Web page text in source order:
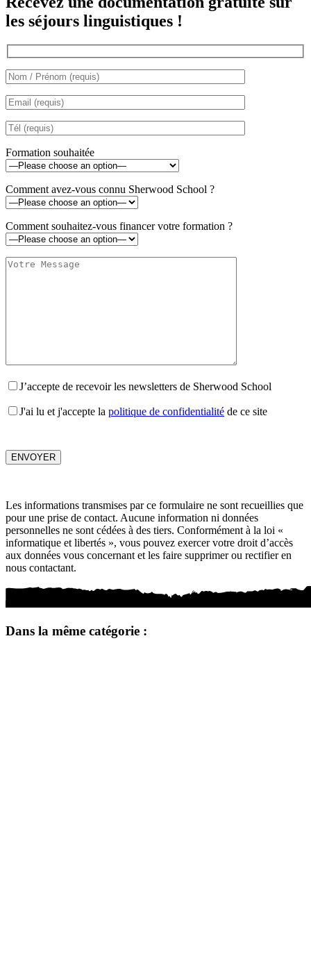
les séjours linguistiques !
Formation souhaitée
Comment avez-vous connu Sherwood School ?
Comment souhaitez-vous financer votre formation ?
J’accepte de recevoir les newsletters de Sherwood School
J'ai lu et j'accepte la politique de confidentialité de ce site
Les informations transmises par ce formulaire ne sont recueillies que
pour une prise de contact. Aucune information ni données
personnelles ne sont cédées à des tiers. Conformément à la loi «
informatique et libertés », vous pouvez exercer votre droit d’accès
aux données vous concernant et les faire supprimer ou rectifier en
nous contactant.
Dans la même catégorie :